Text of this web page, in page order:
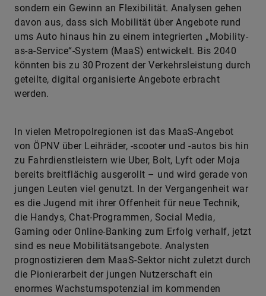
sondern ein Gewinn an Flexibilität. Analysen gehen
davon aus, dass sich Mobilität über Angebote rund
ums Auto hinaus hin zu einem integrierten „Mobility-
as-a-Service“-System (MaaS) entwickelt. Bis 2040
könnten bis zu 30 Prozent der Verkehrsleistung durch
geteilte, digital organisierte Angebote erbracht
werden.
In vielen Metropolregionen ist das MaaS-Angebot
von ÖPNV über Leihräder, -scooter und -autos bis hin
zu Fahrdienstleistern wie Uber, Bolt, Lyft oder Moja
bereits breitflächig ausgerollt – und wird gerade von
jungen Leuten viel genutzt. In der Vergangenheit war
es die Jugend mit ihrer Offenheit für neue Technik,
die Handys, Chat-Programmen, Social Media,
Gaming oder Online-Banking zum Erfolg verhalf, jetzt
sind es neue Mobilitätsangebote. Analysten
prognostizieren dem MaaS-Sektor nicht zuletzt durch
die Pionierarbeit der jungen Nutzerschaft ein
enormes Wachstumspotenzial im kommenden